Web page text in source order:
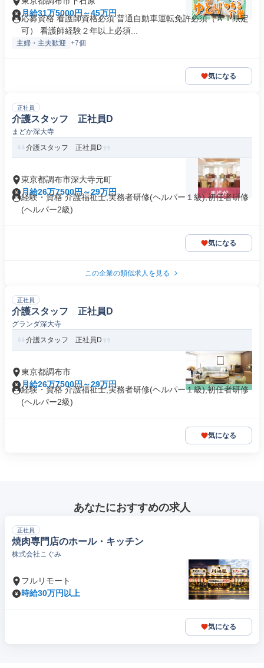
月給31万5000円～45万円
応募資格 看護師資格必須 普通自動車運転免許必須（ＡＴ限定
可） 看護師経験２年以上必須...
主婦・主夫歓迎 +7個
気になる
正社員
介護スタッフ 正社員D
まどか深大寺
介護スタッフ 正社員D
東京都調布市深大寺元町
月給26万7500円～29万円
経験・資格 介護福祉士,実務者研修(ヘルパー１級),初任者研修
(ヘルパー2級)
気になる
この企業の類似求人を見る
正社員
介護スタッフ 正社員D
グランダ深大寺
介護スタッフ 正社員D
東京都調布市
月給26万7500円～29万円
経験・資格 介護福祉士,実務者研修(ヘルパー１級),初任者研修
(ヘルパー2級)
気になる
あなたにおすすめの求人
正社員
焼肉専門店のホール・キッチン
株式会社こぐみ
フルリモート
時給30万円以上
気になる